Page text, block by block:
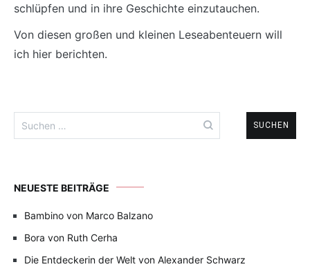
schlüpfen und in ihre Geschichte einzutauchen.
Von diesen großen und kleinen Leseabenteuern will
ich hier berichten.
nach:
NEUESTE BEITRÄGE
Bambino von Marco Balzano
Bora von Ruth Cerha
Die Entdeckerin der Welt von Alexander Schwarz